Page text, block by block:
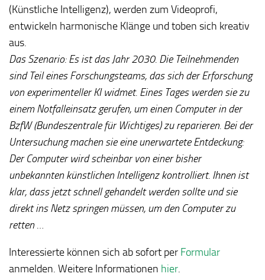
(Künstliche Intelligenz), werden zum Videoprofi,
entwickeln harmonische Klänge und toben sich kreativ
aus.
Das Szenario: Es ist das Jahr 2030. Die Teilnehmenden
sind Teil eines Forschungsteams, das sich der Erforschung
von experimenteller KI widmet. Eines Tages werden sie zu
einem Notfalleinsatz gerufen, um einen Computer in der
BzfW (Bundeszentrale für Wichtiges) zu reparieren. Bei der
Untersuchung machen sie eine unerwartete Entdeckung:
Der Computer wird scheinbar von einer bisher
unbekannten künstlichen Intelligenz kontrolliert. Ihnen ist
klar, dass jetzt schnell gehandelt werden sollte und sie
direkt ins Netz springen müssen, um den Computer zu
retten …
Interessierte können sich ab sofort per Formular
anmelden. Weitere Informationen hier.